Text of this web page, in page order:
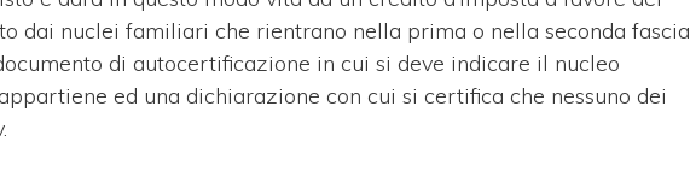
dai nuclei familiari che rientrano nella prima o nella seconda fascia
di autocertificazione in cui si deve indicare il nucleo
ed una dichiarazione con cui si certifica che nessuno dei